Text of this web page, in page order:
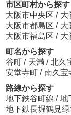
市区町村から探す
大阪市中央区 / 大
大阪市都島区 / 大
大阪市福島区 / 大
町名から探す
谷町 / 天満 / 北久
安堂寺町 / 南久宝
路線から探す
地下鉄谷町線 / 地
地下鉄長堀鶴見緑